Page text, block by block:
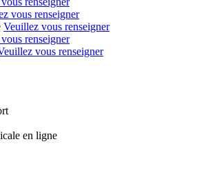
vous renseigner
Veuillez vous renseigner
renseigner
vous renseigner
en ligne